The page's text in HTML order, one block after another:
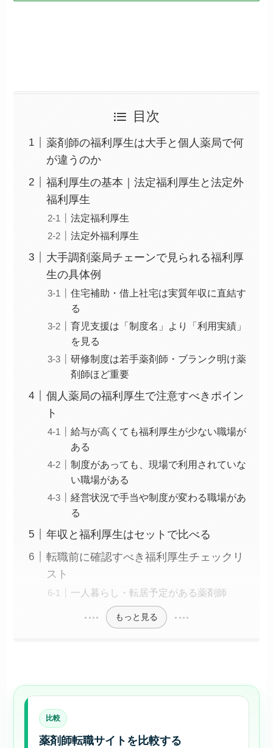
目次
薬剤師の福利厚生は大手と個人薬局で何
が違うのか
福利厚生の基本｜法定福利厚生と法定外
福利厚生
法定福利厚生
法定外福利厚生
大手調剤薬局チェーンで見られる福利厚
生の具体例
住宅補助・借上社宅は実質年収に直結す
る
育児支援は「制度名」より「利用実績」
を見る
研修制度は若手薬剤師・ブランク明け薬
剤師ほど重要
個人薬局の福利厚生で注意すべきポイン
ト
給与が高くても福利厚生が少ない職場が
ある
制度があっても、現場で利用されていな
い職場がある
経営状況で手当や制度が変わる職場があ
る
年収と福利厚生はセットで比べる
転職前に確認すべき福利厚生チェックリ
スト
一人暮らし・転居予定がある薬剤師
もっと見る
比較
薬剤師転職サイトを比較する